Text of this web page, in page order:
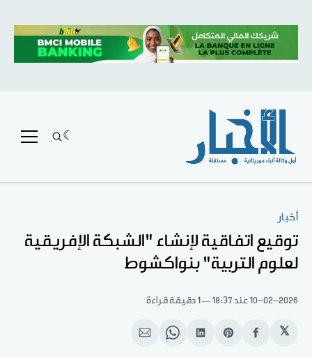
أخبار
توقيع اتفاقية لإنشاء "الشبكة الإفريقية
لعلوم التربية" بنواكشوط
10-02-2026 عند 18:37 1 دقيقة قراءة
𝕏
انشر
Shareانشر
Shareانشر